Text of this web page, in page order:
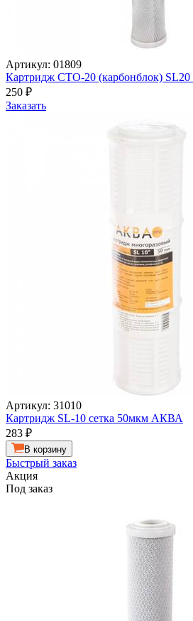
Артикул: 01809
Картридж СТО-20 (карбонблок) SL20
250 ₽
Заказать
Артикул: 31010
Картридж SL-10 сетка 50мкм АКВА
283 ₽
В корзину
Быстрый заказ
Акция
Под заказ